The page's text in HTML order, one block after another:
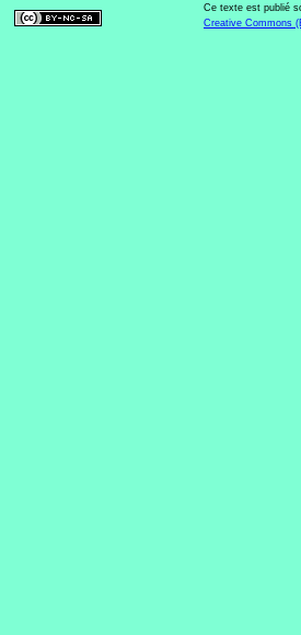
Ce texte est publié
Creative Commons